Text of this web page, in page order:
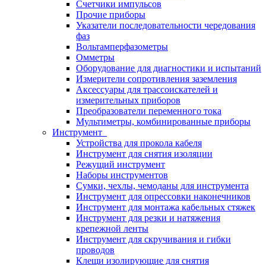
Счетчики импульсов
Прочие приборы
Указатели последовательности чередования
фаз
Вольтамперфазометры
Омметры
Оборудование для диагностики и испытаний
Измерители сопротивления заземления
Аксессуары для трассоискателей и
измерительных приборов
Преобразователи переменного тока
Мультиметры, комбинированные приборы
Инструмент
Устройства для прокола кабеля
Инструмент для снятия изоляции
Режущий инструмент
Наборы инструментов
Сумки, чехлы, чемоданы для инструмента
Инструмент для опрессовки наконечников
Инструмент для монтажа кабельных стяжек
Инструмент для резки и натяжения
крепежной ленты
Инструмент для скручивания и гибки
проводов
Клещи изолирующие для снятия